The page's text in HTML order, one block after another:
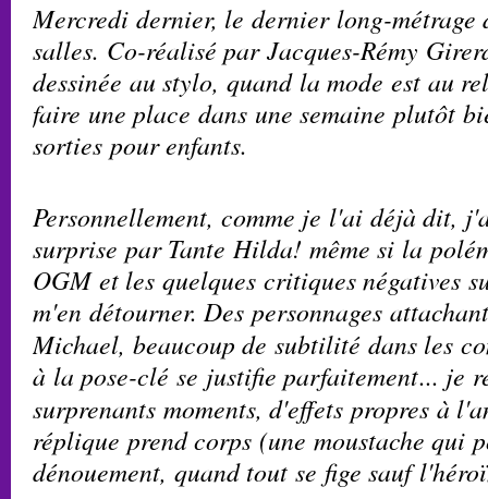
Mercredi dernier, le dernier long-métrage
salles. Co-réalisé par Jacques-Rémy
dessinée au stylo, quand la mode est au
faire une place dans une semaine plutôt
sorties pour enfants.
Personnellement, comme je l'ai déjà dit,
surprise par Tante Hilda! même si la
OGM et les quelques critiques négatives
m'en détourner. Des personnages
Michael, beaucoup de subtilité dans les
à la pose-clé se justifie parfaitement... je
surprenants moments, d'effets propres à
réplique prend corps (une moustache qui
dénouement, quand tout se fige sauf